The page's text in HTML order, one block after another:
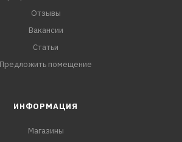
Отзывы
Вакансии
Статьи
Предложить помещение
ИНФОРМАЦИЯ
Магазины